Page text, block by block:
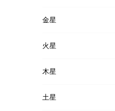
金星
火星
木星
土星